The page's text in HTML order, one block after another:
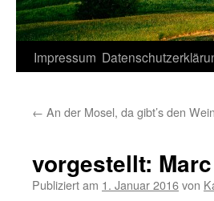
Zum
springen
Impressum
← An der Mosel, da gibt’s den
vorgestellt:
Publiziert am 1. Januar 2016von